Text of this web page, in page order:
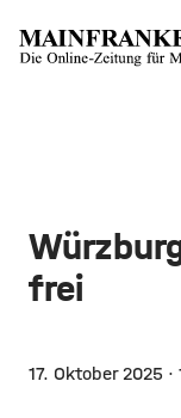
frei
17. Oktober 2025